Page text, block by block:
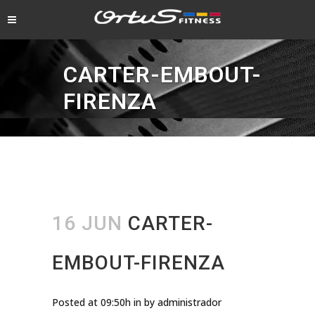
CARTER-EMBOUT-
FIRENZA
16 JUN CARTER-
EMBOUT-FIRENZA
Posted at 09:50h in by administrador